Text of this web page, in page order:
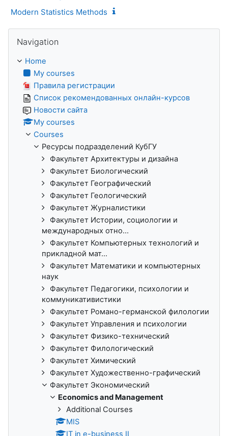
Modern Statistics Methods
Navigation
Home
My courses
Правила регистрации
Список рекомендованных онлайн-курсов
Новости сайта
My courses
Courses
Ресурсы подразделений КубГУ
Факультет Архитектуры и дизайна
Факультет Биологический
Факультет Географический
Факультет Геологический
Факультет Журналистики
Факультет Истории, социологии и
международных отно...
Факультет Компьютерных технологий и
прикладной мат...
Факультет Математики и компьютерных
наук
Факультет Педагогики, психологии и
коммуникативистики
Факультет Романо-германской филологии
Факультет Управления и психологии
Факультет Физико-технический
Факультет Филологический
Факультет Химический
Факультет Художественно-графический
Факультет Экономический
Economics and Management
Additional Сourses
MIS
IT in e-business II